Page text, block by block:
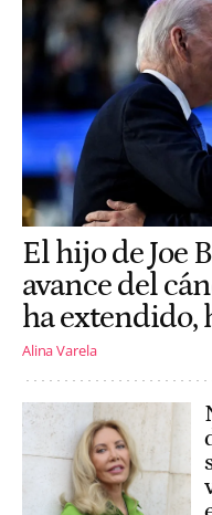
El hijo de Joe
avance del
ha extendido,
Alina Varela